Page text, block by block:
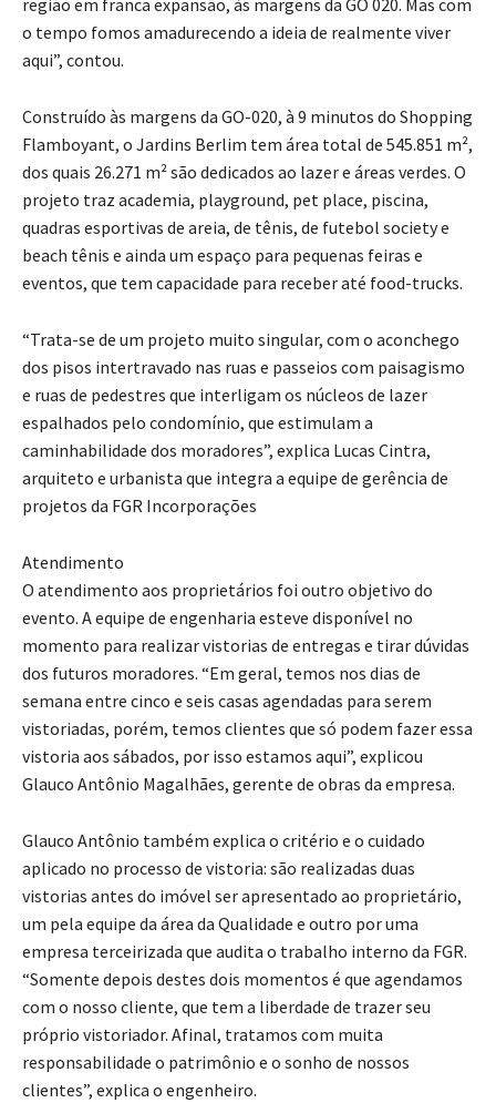
região em franca expansão, às margens da GO 020. Mas com
o tempo fomos amadurecendo a ideia de realmente viver
aqui”, contou.
Construído às margens da GO-020, à 9 minutos do Shopping
Flamboyant, o Jardins Berlim tem área total de 545.851 m²,
dos quais 26.271 m² são dedicados ao lazer e áreas verdes. O
projeto traz academia, playground, pet place, piscina,
quadras esportivas de areia, de tênis, de futebol society e
beach tênis e ainda um espaço para pequenas feiras e
eventos, que tem capacidade para receber até food-trucks.
“Trata-se de um projeto muito singular, com o aconchego
dos pisos intertravado nas ruas e passeios com paisagismo
e ruas de pedestres que interligam os núcleos de lazer
espalhados pelo condomínio, que estimulam a
caminhabilidade dos moradores”, explica Lucas Cintra,
arquiteto e urbanista que integra a equipe de gerência de
projetos da FGR Incorporações
Atendimento
O atendimento aos proprietários foi outro objetivo do
evento. A equipe de engenharia esteve disponível no
momento para realizar vistorias de entregas e tirar dúvidas
dos futuros moradores. “Em geral, temos nos dias de
semana entre cinco e seis casas agendadas para serem
vistoriadas, porém, temos clientes que só podem fazer essa
vistoria aos sábados, por isso estamos aqui”, explicou
Glauco Antônio Magalhães, gerente de obras da empresa.
Glauco Antônio também explica o critério e o cuidado
aplicado no processo de vistoria: são realizadas duas
vistorias antes do imóvel ser apresentado ao proprietário,
um pela equipe da área da Qualidade e outro por uma
empresa terceirizada que audita o trabalho interno da FGR.
“Somente depois destes dois momentos é que agendamos
com o nosso cliente, que tem a liberdade de trazer seu
próprio vistoriador. Afinal, tratamos com muita
responsabilidade o patrimônio e o sonho de nossos
clientes”, explica o engenheiro.